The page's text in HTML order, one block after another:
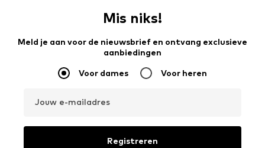
Mis niks!
Meld je aan voor de nieuwsbrief en ontvang exclusieve
aanbiedingen
Voor dames Voor heren
Jouw e-mailadres
Registreren